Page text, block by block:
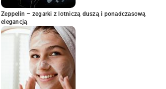
Zeppelin – zegarki z lotniczą duszą i ponadczasową
elegancją